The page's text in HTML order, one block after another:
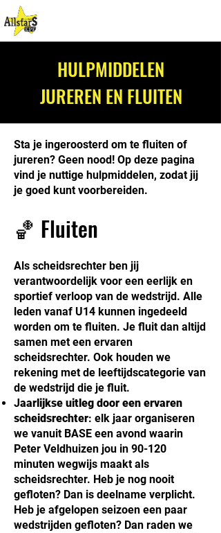
HULPMIDDELEN
JUREREN EN FLUITEN
Sta je ingeroosterd om te fluiten of
jureren? Geen nood! Op deze pagina
vind je nuttige hulpmiddelen, zodat jij
je goed kunt voorbereiden.
🏀 Fluiten
Als scheidsrechter ben jij
verantwoordelijk voor een eerlijk en
sportief verloop van de wedstrijd. Alle
leden vanaf U14 kunnen ingedeeld
worden om te fluiten. Je fluit dan altijd
samen met een ervaren
scheidsrechter. Ook houden we
rekening met de leeftijdscategorie van
de wedstrijd die je fluit.
Jaarlijkse uitleg door een ervaren
scheidsrechter: elk jaar organiseren
we vanuit BASE een avond waarin
Peter Veldhuizen jou in 90-120
minuten wegwijs maakt als
scheidsrechter. Heb je nog nooit
gefloten? Dan is deelname verplicht.
Heb je afgelopen seizoen een paar
wedstrijden gefloten? Dan raden we